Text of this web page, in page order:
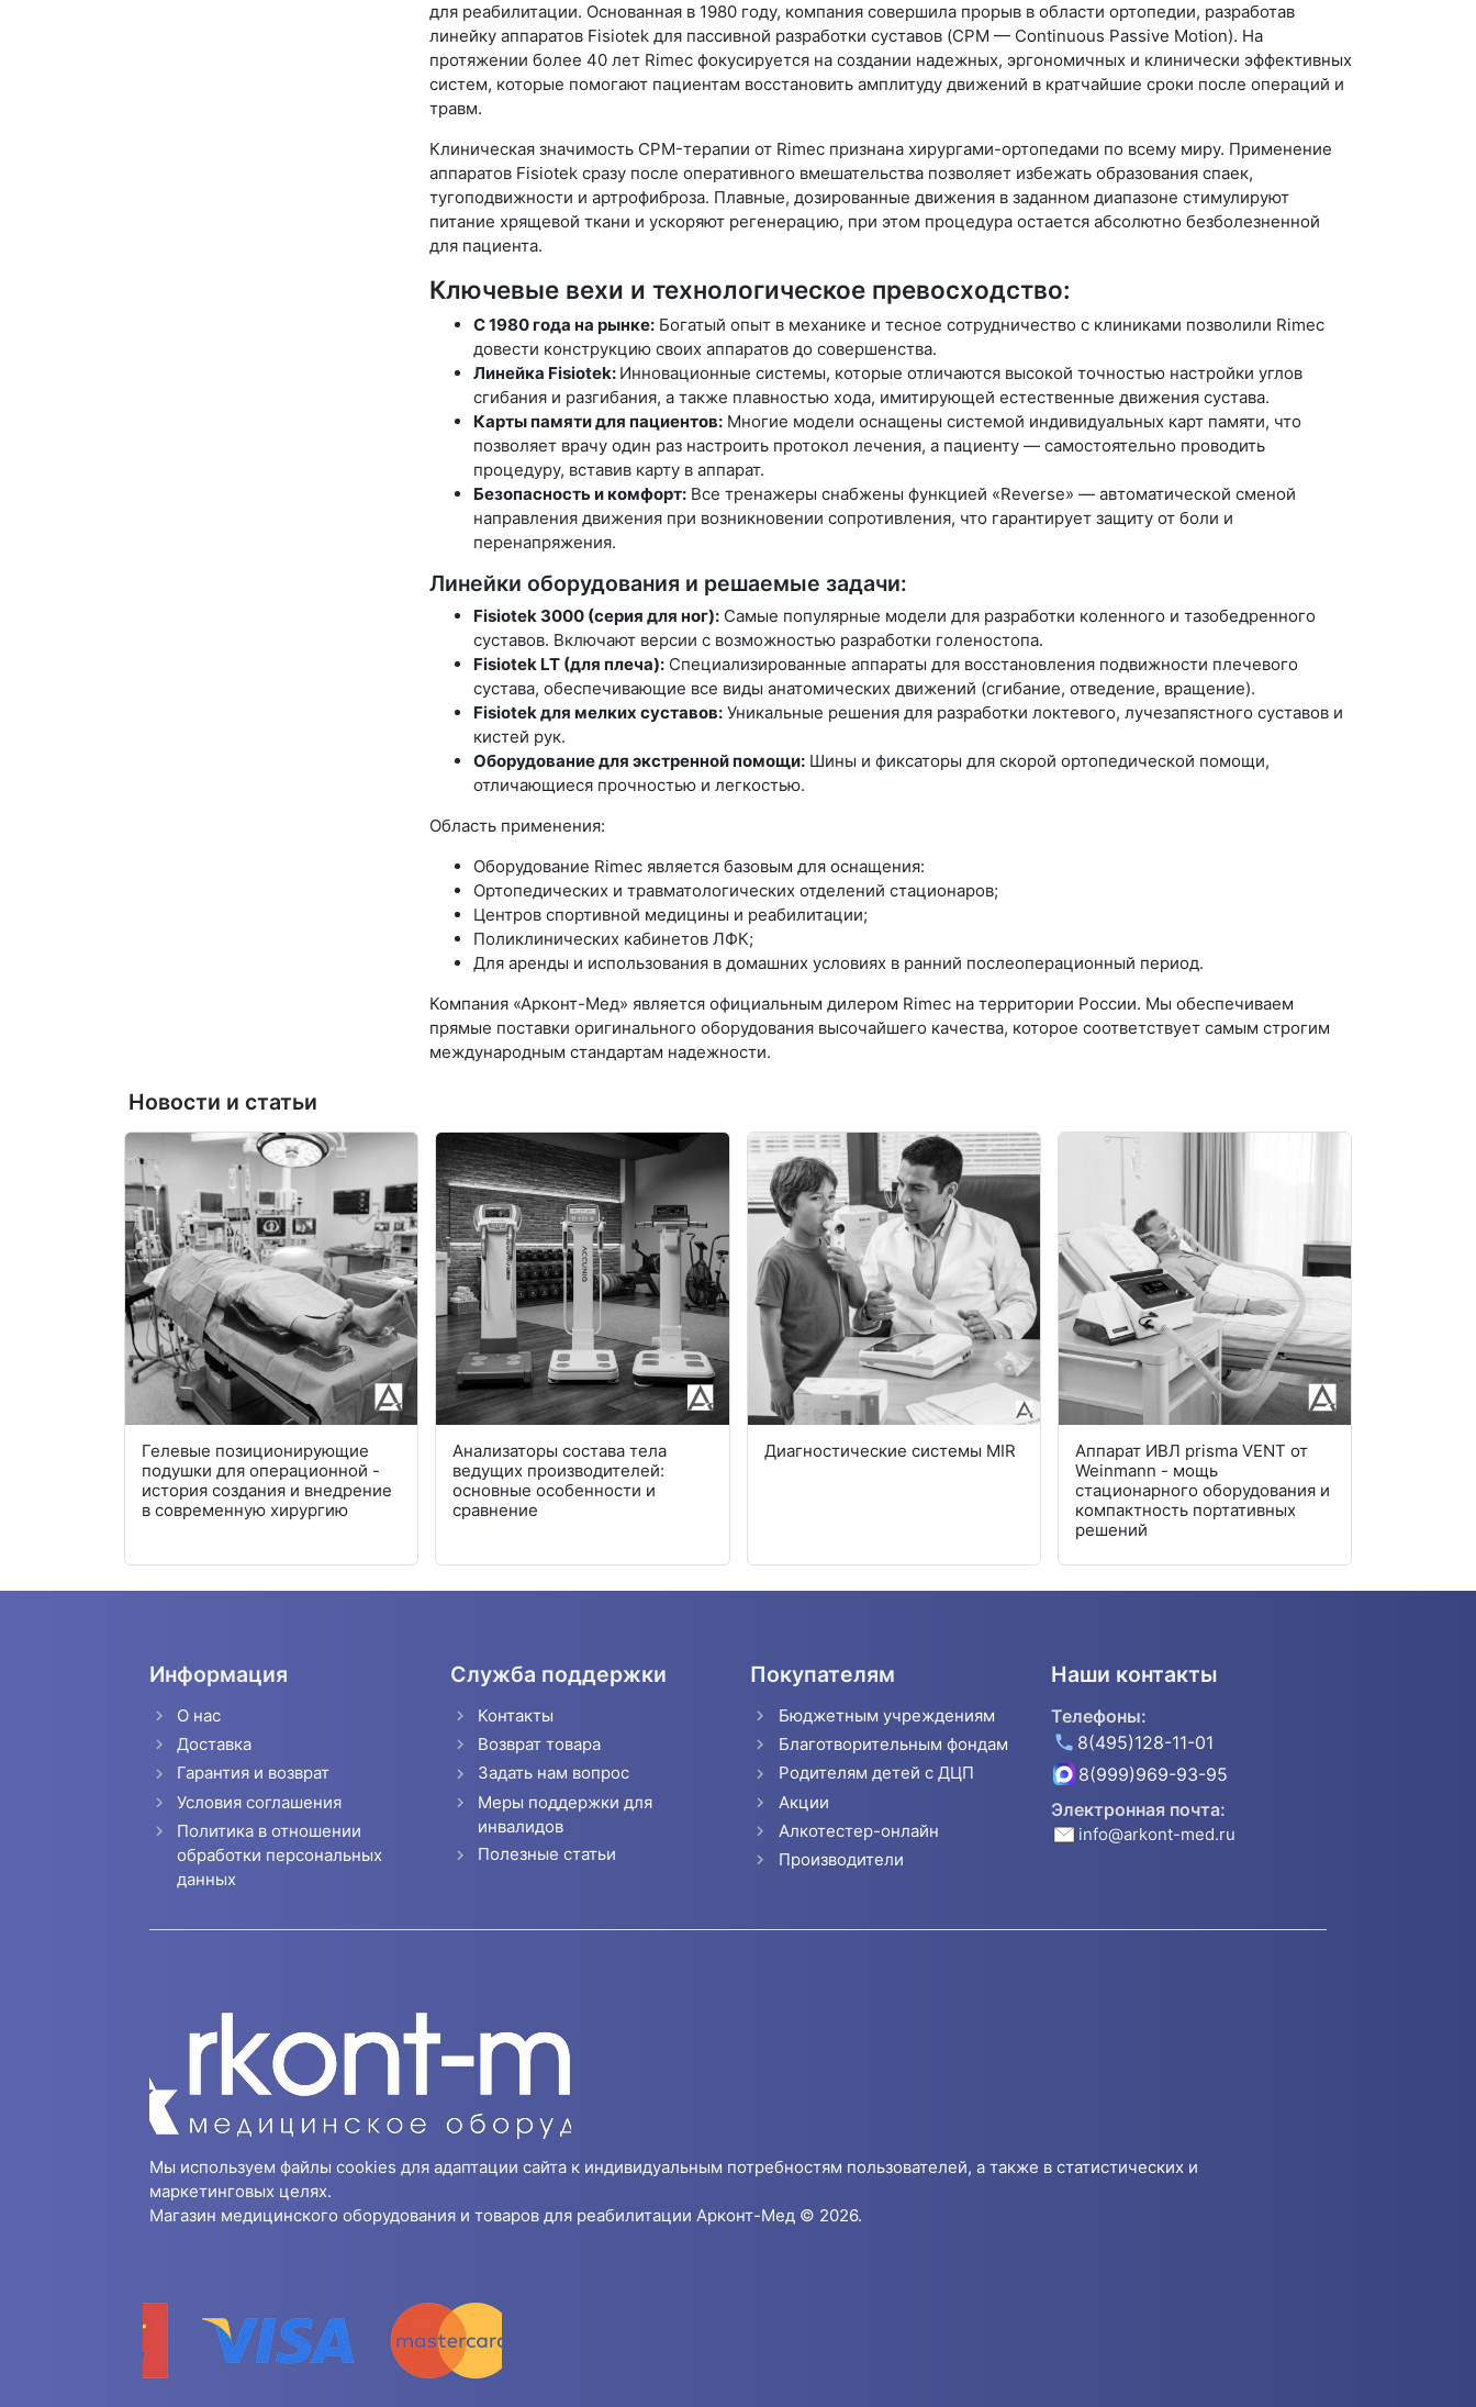
для реабилитации. Основанная в 1980 году, компания совершила прорыв в области ортопедии, разработав
линейку аппаратов Fisiotek для пассивной разработки суставов (CPM — Continuous Passive Motion). На
протяжении более 40 лет Rimec фокусируется на создании надежных, эргономичных и клинически эффективных
систем, которые помогают пациентам восстановить амплитуду движений в кратчайшие сроки после операций и
травм.
Клиническая значимость CPM-терапии от Rimec признана хирургами-ортопедами по всему миру. Применение
аппаратов Fisiotek сразу после оперативного вмешательства позволяет избежать образования спаек,
тугоподвижности и артрофиброза. Плавные, дозированные движения в заданном диапазоне стимулируют
питание хрящевой ткани и ускоряют регенерацию, при этом процедура остается абсолютно безболезненной
для пациента.
Ключевые вехи и технологическое превосходство:
С 1980 года на рынке:Богатый опыт в механике и тесное сотрудничество с клиниками позволили Rimec
довести конструкцию своих аппаратов до совершенства.
Линейка Fisiotek: Инновационные системы, которые отличаются высокой точностью настройки углов
сгибания и разгибания, а также плавностью хода, имитирующей естественные движения сустава.
Карты памяти для пациентов:Многие модели оснащены системой индивидуальных карт памяти, что
позволяет врачу один раз настроить протокол лечения, а пациенту — самостоятельно проводить
процедуру, вставив карту в аппарат.
Безопасность и комфорт:Все тренажеры снабжены функцией «Reverse» — автоматической сменой
направления движения при возникновении сопротивления, что гарантирует защиту от боли и
перенапряжения.
Линейки оборудования и решаемые задачи:
Fisiotek 3000 (серия для ног):Самые популярные модели для разработки коленного и тазобедренного
суставов. Включают версии с возможностью разработки голеностопа.
Fisiotek LT (для плеча):Специализированные аппараты для восстановления подвижности плечевого
сустава, обеспечивающие все виды анатомических движений (сгибание, отведение, вращение).
Fisiotek для мелких суставов:Уникальные решения для разработки локтевого, лучезапястного суставов и
кистей рук.
Оборудование для экстренной помощи:Шины и фиксаторы для скорой ортопедической помощи,
отличающиеся прочностью и легкостью.
Область применения:
Оборудование Rimec является базовым для оснащения:
Ортопедических и травматологических отделений стационаров;
Центров спортивной медицины и реабилитации;
Поликлинических кабинетов ЛФК;
Для аренды и использования в домашних условиях в ранний послеоперационный период.
Компания «Арконт-Мед» является официальным дилером Rimec на территории России. Мы обеспечиваем
прямые поставки оригинального оборудования высочайшего качества, которое соответствует самым строгим
международным стандартам надежности.
Новости и статьи
Гелевые позиционирующие
подушки для операционной -
история создания и внедрение
в современную хирургию
Анализаторы состава тела
ведущих производителей:
основные особенности и
сравнение
Диагностические системы MIR
Аппарат ИВЛ prisma VENT от
Weinmann - мощь
стационарного оборудования и
компактность портативных
решений
Информация
О нас
Доставка
Гарантия и возврат
Условия соглашения
Политика в отношении
обработки персональных
данных
Служба поддержки
Контакты
Возврат товара
Задать нам вопрос
Меры поддержки для
инвалидов
Полезные статьи
Покупателям
Бюджетным учреждениям
Благотворительным фондам
Родителям детей с ДЦП
Акции
Алкотестер-онлайн
Производители
Наши контакты
Телефоны:
8(495)128-11-01
8(999)969-93-95
Электронная почта:
info@arkont-med.ru
Мы используем файлы cookies для адаптации сайта к индивидуальным потребностям пользователей, а также в статистических и
маркетинговых целях.
Магазин медицинского оборудования и товаров для реабилитации Арконт-Мед © 2026.